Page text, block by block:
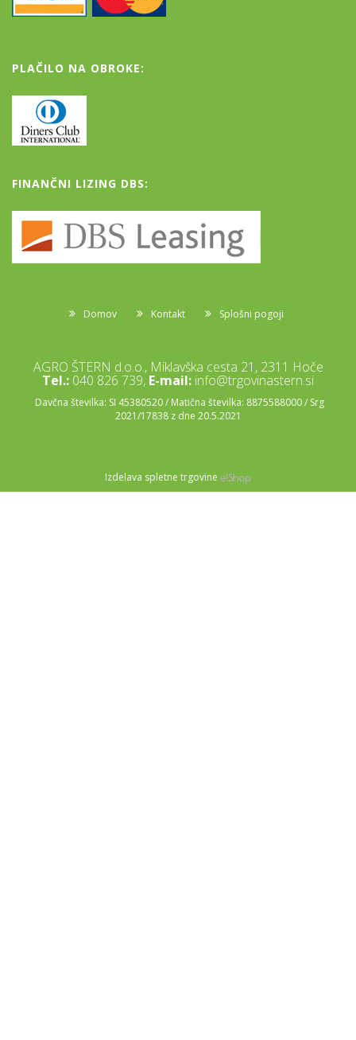
PLAČILO NA OBROKE:
FINANČNI LIZING DBS:
Domov Kontakt Splošni pogoji
AGRO ŠTERN d.o.o., Miklavška cesta 21, 2311 Hoče
Tel.: 040 826 739, E-mail: info@trgovinastern.si
Davčna številka: SI 45380520 / Matična številka: 8875588000 / Srg
2021/17838 z dne 20.5.2021
Izdelava spletne trgovine